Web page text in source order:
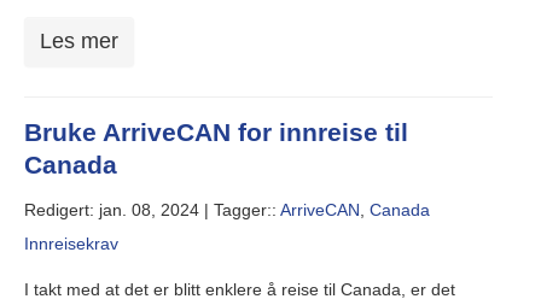
Les mer
Bruke ArriveCAN for innreise til
Canada
Redigert: jan. 08, 2024 | Tagger:: ArriveCAN, Canada
Innreisekrav
I takt med at det er blitt enklere å reise til Canada, er det